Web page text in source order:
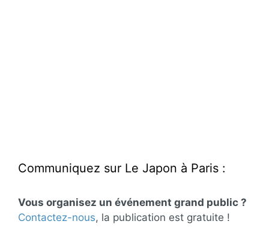
Communiquez sur Le Japon à Paris :
Vous organisez un événement grand public ?
Contactez-nous, la publication est gratuite !